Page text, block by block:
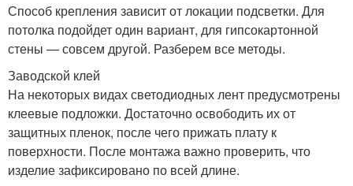
Способ крепления зависит от локации подсветки. Для
потолка подойдет один вариант, для гипсокартонной
стены — совсем другой. Разберем все методы.
Заводской клей
На некоторых видах светодиодных лент предусмотрены
клеевые подложки. Достаточно освободить их от
защитных пленок, после чего прижать плату к
поверхности. После монтажа важно проверить, что
изделие зафиксировано по всей длине.